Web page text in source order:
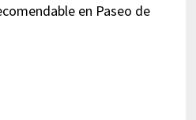
en Paseo de